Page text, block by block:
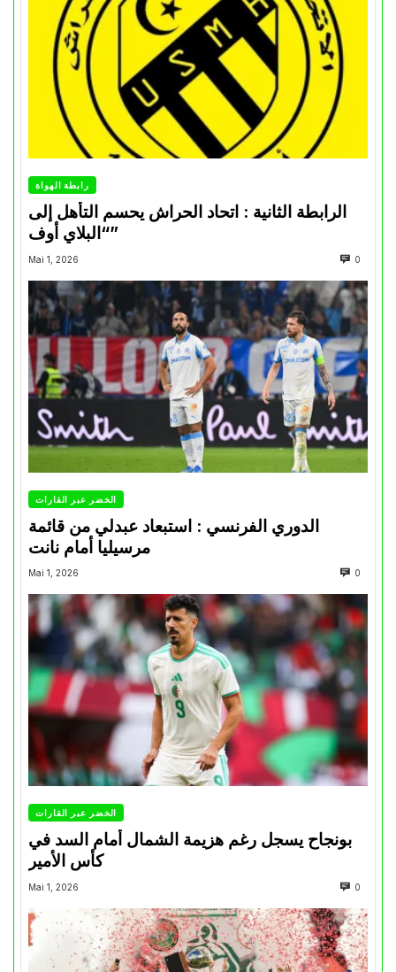
رابطة الهواة
الرابطة الثانية : اتحاد الحراش يحسم التأهل إلى
“البلاي أوف”
Mai 1, 2026 0
الخضر عبر القارات
الدوري الفرنسي : استبعاد عبدلي من قائمة
مرسيليا أمام نانت
Mai 1, 2026 0
الخضر عبر القارات
بونجاح يسجل رغم هزيمة الشمال أمام السد في
كأس الأمير
Mai 1, 2026 0